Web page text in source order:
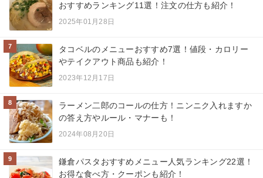
おすすめランキング11選！注文の仕方も紹介！
2025年01月28日
7
タコベルのメニューおすすめ7選！値段・カロリー
やテイクアウト商品も紹介！
2023年12月17日
8
ラーメン二郎のコールの仕方！ニンニク入れますか
の答え方やルール・マナーも！
2024年08月20日
9
鎌倉パスタおすすめメニュー人気ランキング22選！
お得な食べ方・クーポンも紹介！